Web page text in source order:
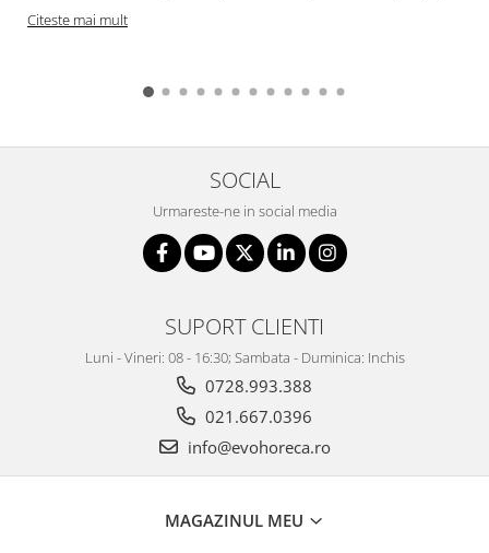
Citeste mai mult
SOCIAL
Urmareste-ne in social media
SUPORT CLIENTI
Luni - Vineri: 08 - 16:30; Sambata - Duminica: Inchis
0728.993.388
021.667.0396
info@evohoreca.ro
MAGAZINUL MEU